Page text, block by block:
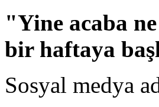
"Yine acaba
bir haftaya
Sosyal medya